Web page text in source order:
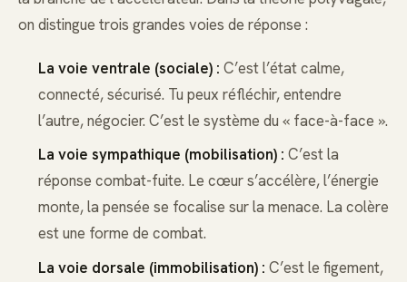
on distingue trois grandes voies de réponse :
La voie ventrale (sociale) : C’est l’état calme,
connecté, sécurisé. Tu peux réfléchir, entendre
l’autre, négocier. C’est le système du « face-à-face ».
La voie sympathique (mobilisation) : C’est la
réponse combat-fuite. Le cœur s’accélère, l’énergie
monte, la pensée se focalise sur la menace. La colère
est une forme de combat.
La voie dorsale (immobilisation) : C’est le figement,